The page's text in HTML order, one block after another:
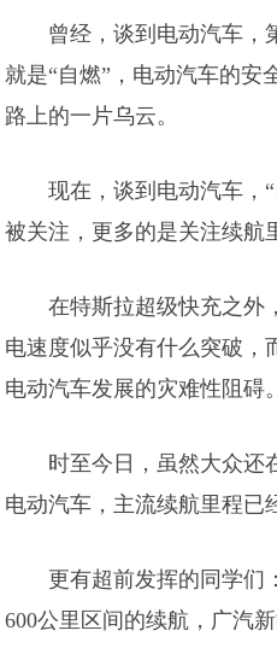
曾经，谈到电动汽车，
就是“自燃”，电动汽车的安
路上的一片乌云。
现在，谈到电动汽车，
被关注，更多的是关注续航
在特斯拉超级快充之外
电速度似乎没有什么突破，
电动汽车发展的灾难性阻碍。
时至今日，虽然大众还
电动汽车，主流续航里程已
更有超前发挥的同学们
600公里区间的续航，广汽